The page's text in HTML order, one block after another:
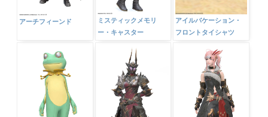
アーチフィーンド
ミスティックメモリ
ー・キャスター
アイルバケーション・
フロントタイシャツ